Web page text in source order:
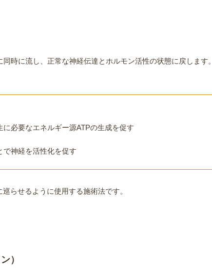
時に流し、正常な神経伝達とホルモン活性の状態に戻します。
必要なエネルギー源ATPの生成を促す
で神経を活性化を促す
らせるように使用する施術法です。
）